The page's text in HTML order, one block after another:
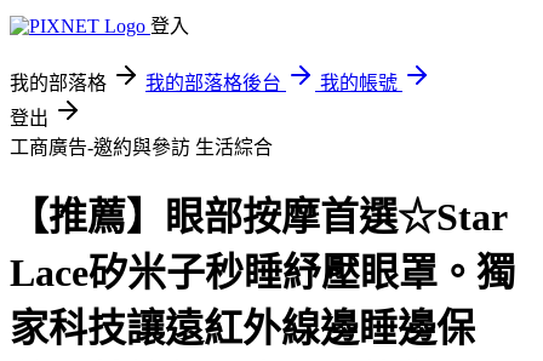
登入
我的部落格 我的部落格後台
我的帳號
登出
工商廣告-邀約與參訪 生活綜合
【推薦】眼部按摩首選☆Star
Lace矽米子秒睡紓壓眼罩。獨
家科技讓遠紅外線邊睡邊保